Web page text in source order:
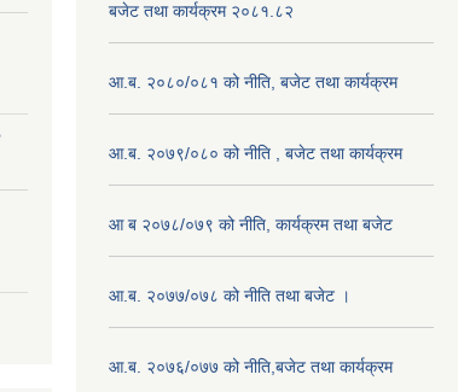
बजेट तथा कार्यक्रम २०८१.८२
आ.ब. २०८०/०८१ को नीति, बजेट तथा कार्यक्रम
आ.ब. २०७९/०८० को नीति , बजेट तथा कार्यक्रम
आ ब २०७८/०७९ को नीति, कार्यक्रम तथा बजेट
आ.ब. २०७७/०७८ को नीति तथा बजेट ।
आ.ब. २०७६/०७७ को नीति,बजेट तथा कार्यक्रम